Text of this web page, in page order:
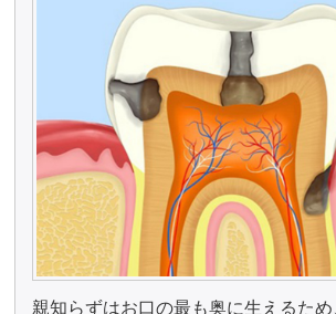
親知らずはお口の最も奥に生えるた